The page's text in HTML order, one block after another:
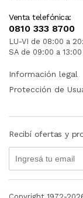
Venta telefónica:
0810 333 8700
LU-VI de 08:00 a
SA de 09:00 a 13:00
Información legal
Protección de
Recibí ofertas y